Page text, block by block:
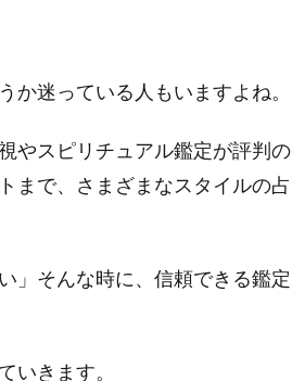
迷っている人もいますよね。
やスピリチュアル鑑定が評判の
まで、さまざまなスタイルの占
」そんな時に、信頼できる鑑定
ていきます。